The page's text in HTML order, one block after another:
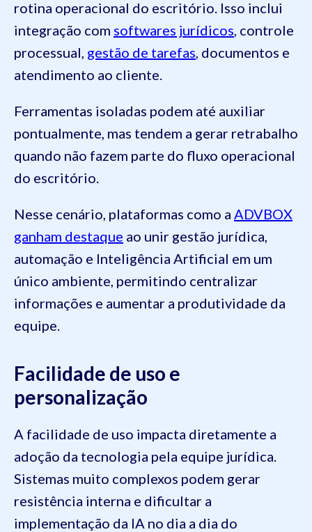
rotina operacional do escritório. Isso inclui
integração com softwares jurídicos, controle
processual, gestão de tarefas, documentos e
atendimento ao cliente.
Ferramentas isoladas podem até auxiliar
pontualmente, mas tendem a gerar retrabalho
quando não fazem parte do fluxo operacional
do escritório.
Nesse cenário, plataformas como a ADVBOX
ganham destaque ao unir gestão jurídica,
automação e Inteligência Artificial em um
único ambiente, permitindo centralizar
informações e aumentar a produtividade da
equipe.
Facilidade de uso e
personalização
A facilidade de uso impacta diretamente a
adoção da tecnologia pela equipe jurídica.
Sistemas muito complexos podem gerar
resistência interna e dificultar a
implementação da IA no dia a dia do